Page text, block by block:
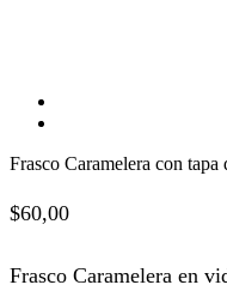
Frasco Caramelera con
$60,00
Frasco Caramelera en